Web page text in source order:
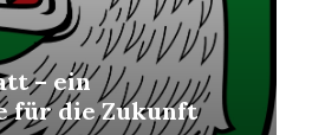
– ein
für die Zukunft